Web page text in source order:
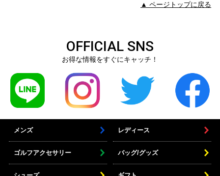
▲ ページトップに戻る
OFFICIAL SNS
お得な情報をすぐにキャッチ！
メンズ レディース
ゴルフアクセサリー バッグ/グッズ